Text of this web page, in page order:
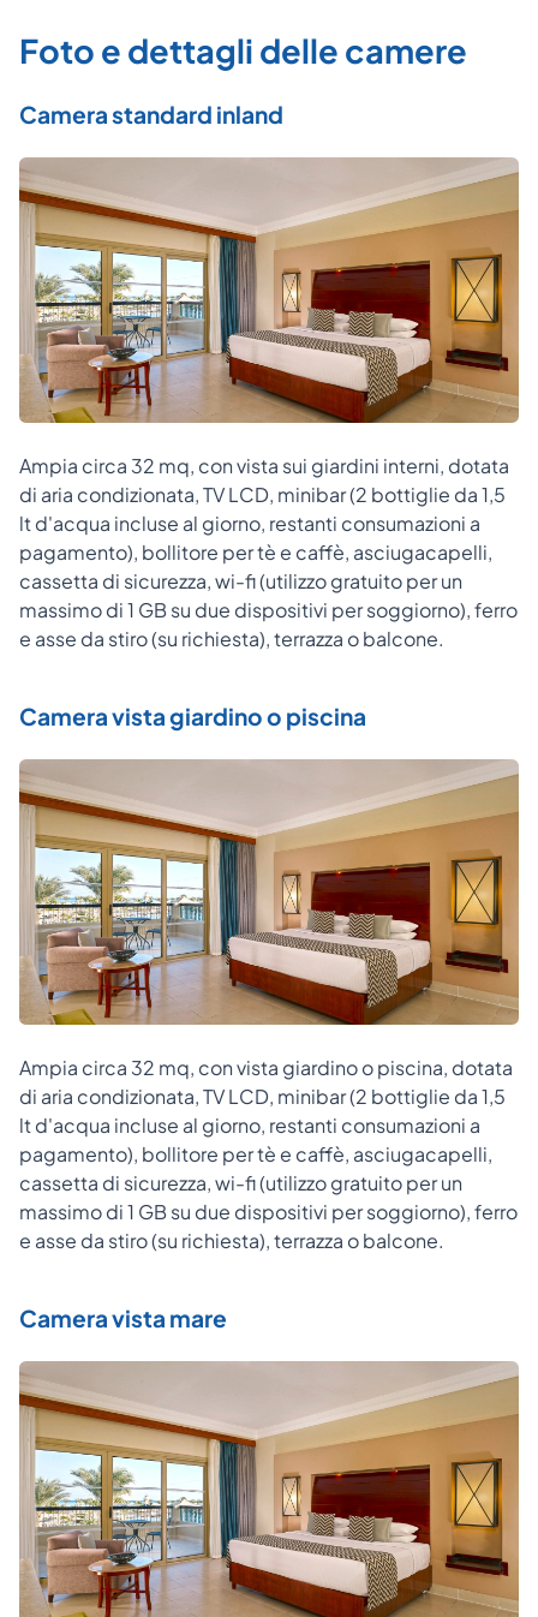
Foto e dettagli delle camere
Camera standard inland
Ampia circa 32 mq, con vista sui giardini interni, dotata
di aria condizionata, TV LCD, minibar (2 bottiglie da 1,5
lt d'acqua incluse al giorno, restanti consumazioni a
pagamento), bollitore per tè e caffè, asciugacapelli,
cassetta di sicurezza, wi-fi (utilizzo gratuito per un
massimo di 1 GB su due dispositivi per soggiorno), ferro
e asse da stiro (su richiesta), terrazza o balcone.
Camera vista giardino o piscina
Ampia circa 32 mq, con vista giardino o piscina, dotata
di aria condizionata, TV LCD, minibar (2 bottiglie da 1,5
lt d'acqua incluse al giorno, restanti consumazioni a
pagamento), bollitore per tè e caffè, asciugacapelli,
cassetta di sicurezza, wi-fi (utilizzo gratuito per un
massimo di 1 GB su due dispositivi per soggiorno), ferro
e asse da stiro (su richiesta), terrazza o balcone.
Camera vista mare